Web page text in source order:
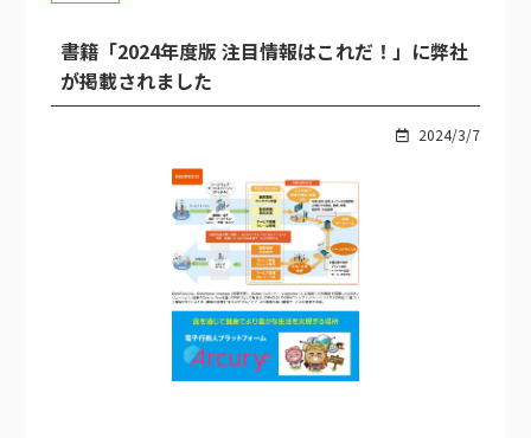
書籍「2024年度版 注目情報はこれだ！」に弊社
が掲載されました
2024/3/7